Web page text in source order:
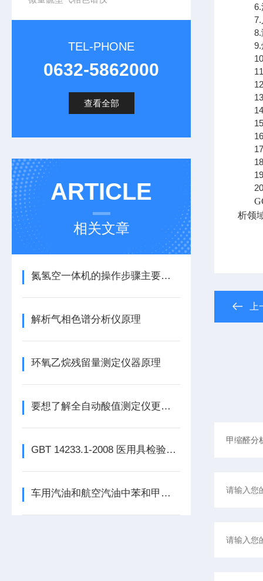
TEL-PHONE
0632-5862000
查看全部
ARTICLE
相关文章
氮氢空一体机的操作步骤主要包括哪些呢？
解析气相色谱分析仪原理
环氧乙烷残留量测定仪器原理
要想了解全自动酸值测定仪更多的，不妨看看下文！
GBT 14233.1-2008 医用具检验方法（环氧乙烷残留量测定）
车用汽油和航空汽油中苯和甲苯含量测定法 （气相色谱法）
6.
7.
8.
9.
17
19
20
析领